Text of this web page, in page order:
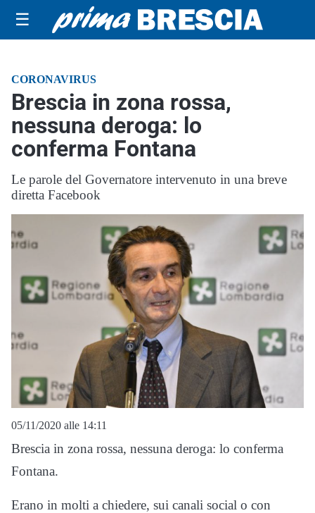
☰
CORONAVIRUS
Brescia in zona rossa,
nessuna deroga: lo
conferma Fontana
Le parole del Governatore intervenuto in una breve
diretta Facebook
05/11/2020 alle 14:11
Brescia in zona rossa, nessuna deroga: lo conferma
Fontana.
Erano in molti a chiedere, sui canali social o con